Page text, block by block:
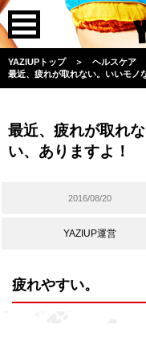
YAZIUPトップ ＞ ヘルスケア
最近、疲れが取れない。いいモノ
最近、疲れが取れ
い、ありますよ！
2016/08/20
YAZIUP運営
疲れやすい。